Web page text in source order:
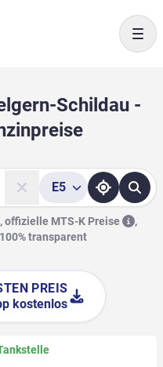
Schildau -
E5
offizielle MTS-K Preise
,
transparent
PREIS
kostenlos